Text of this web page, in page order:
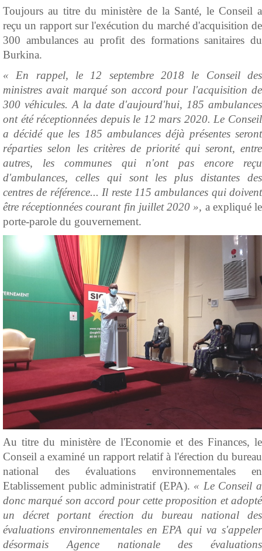
Toujours au titre du ministère de la Santé, le Conseil a
reçu un rapport sur l'exécution du marché d'acquisition de
300 ambulances au profit des formations sanitaires du
Burkina.
« En rappel, le 12 septembre 2018 le Conseil des
ministres avait marqué son accord pour l'acquisition de
300 véhicules. A la date d'aujourd'hui, 185 ambulances
ont été réceptionnées depuis le 12 mars 2020. Le Conseil
a décidé que les 185 ambulances déjà présentes seront
réparties selon les critères de priorité qui seront, entre
autres, les communes qui n'ont pas encore reçu
d'ambulances, celles qui sont les plus distantes des
centres de référence... Il reste 115 ambulances qui doivent
être réceptionnées courant fin juillet 2020 », a expliqué le
porte-parole du gouvernement.
Au titre du ministère de l'Economie et des Finances, le
Conseil a examiné un rapport relatif à l'érection du bureau
national des évaluations environnementales en
Etablissement public administratif (EPA). « Le Conseil a
donc marqué son accord pour cette proposition et adopté
un décret portant érection du bureau national des
évaluations environnementales en EPA qui va s'appeler
désormais Agence nationale des évaluations